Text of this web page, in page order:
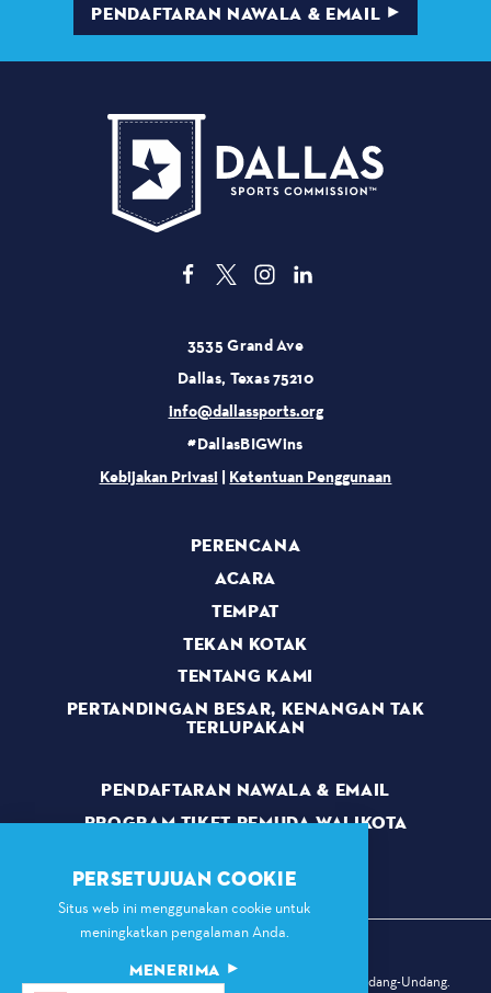
PENDAFTARAN NAWALA & EMAIL
3535 Grand Ave
Dallas, Texas 75210
info@dallassports.org
#DallasBIGWins
Kebijakan Privasi| Ketentuan Penggunaan
PERENCANA
ACARA
TEMPAT
TEKAN KOTAK
TENTANG KAMI
PERTANDINGAN BESAR, KENANGAN TAK
TERLUPAKAN
PENDAFTARAN NAWALA & EMAIL
PROGRAM TIKET PEMUDA WALIKOTA
© 2026 Komisi Olahraga Dallas. Hak Cipta Dilindungi Undang-Undang.
PERSETUJUAN COOKIE
Situs web ini menggunakan cookie untuk
meningkatkan pengalaman Anda.
MENERIMA